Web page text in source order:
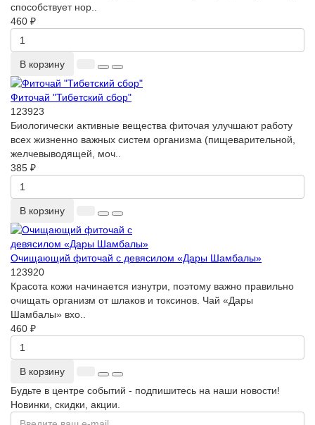
способствует нор..
460 ₽
В корзину
Фиточай "Тибетский сбор"
123923
Биологически активные вещества фиточая улучшают работу
всех жизненно важных систем организма (пищеварительной,
желчевыводящей, моч..
385 ₽
В корзину
Очищающий фиточай с девясилом «Дары Шамбалы»
123920
Красота кожи начинается изнутри, поэтому важно правильно
очищать организм от шлаков и токсинов. Чай «Дары
Шамбалы» вхо..
460 ₽
В корзину
Будьте в центре событий - подпишитесь на наши новости!
Новинки, скидки, акции.